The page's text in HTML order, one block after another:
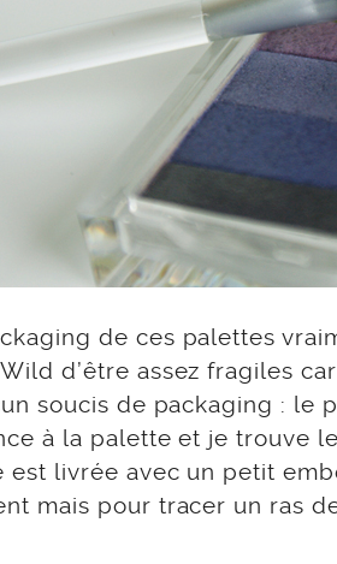
de ces palettes
d’être assez fragiles
soucis de packaging : le
à la palette et je trouve
est livrée avec un petit
mais pour tracer un ras